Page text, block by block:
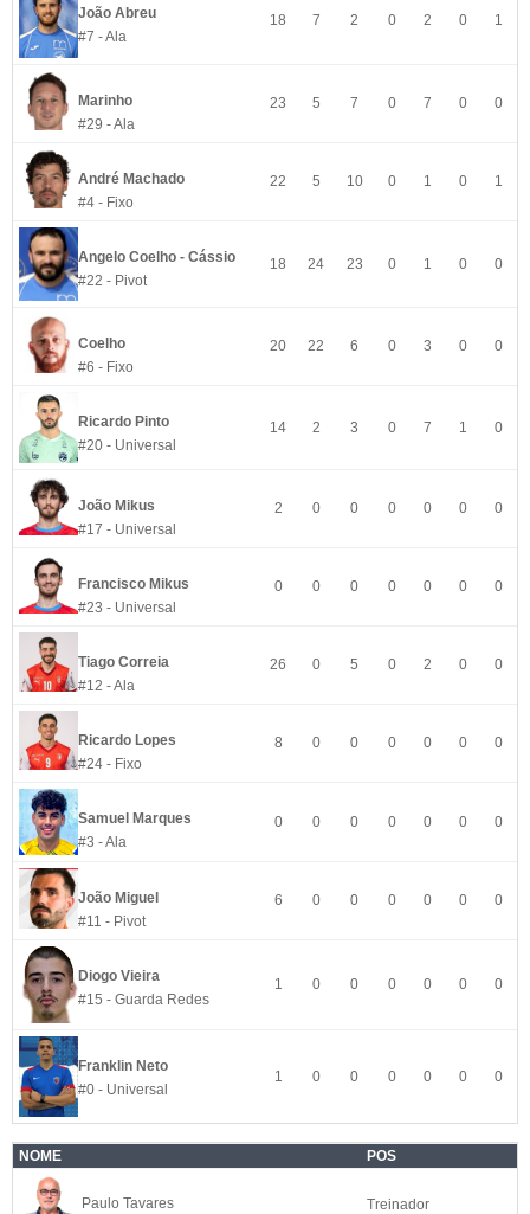
João Abreu
#7 - Ala
18 7 2 0 2 0 1
Marinho
#29 - Ala
23 5 7 0 7 0 0
André Machado
#4 - Fixo
22 5 10 0 1 0 1
Angelo Coelho - Cássio
#22 - Pivot
18 24 23 0 1 0 0
Coelho
#6 - Fixo
20 22 6 0 3 0 0
Ricardo Pinto
#20 - Universal
14 2 3 0 7 1 0
João Mikus
#17 - Universal
2 0 0 0 0 0 0
Francisco Mikus
#23 - Universal
0 0 0 0 0 0 0
Tiago Correia
#12 - Ala
26 0 5 0 2 0 0
Ricardo Lopes
#24 - Fixo
8 0 0 0 0 0 0
Samuel Marques
#3 - Ala
0 0 0 0 0 0 0
João Miguel
#11 - Pivot
6 0 0 0 0 0 0
Diogo Vieira
#15 - Guarda Redes
1 0 0 0 0 0 0
Franklin Neto
#0 - Universal
1 0 0 0 0 0 0
NOME POS
Paulo Tavares Treinador